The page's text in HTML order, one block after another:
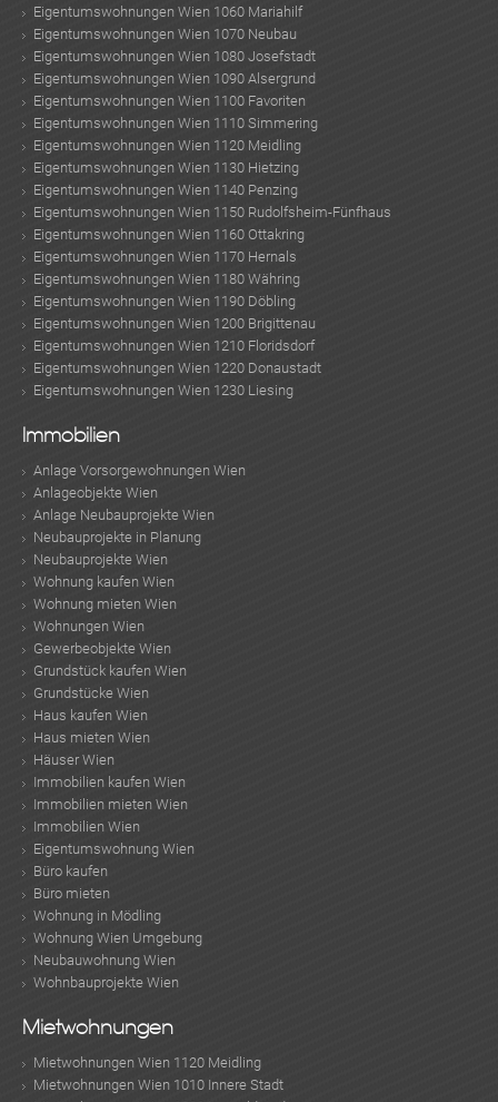
Eigentumswohnungen Wien 1060 Mariahilf
Eigentumswohnungen Wien 1070 Neubau
Eigentumswohnungen Wien 1080 Josefstadt
Eigentumswohnungen Wien 1090 Alsergrund
Eigentumswohnungen Wien 1100 Favoriten
Eigentumswohnungen Wien 1110 Simmering
Eigentumswohnungen Wien 1120 Meidling
Eigentumswohnungen Wien 1130 Hietzing
Eigentumswohnungen Wien 1140 Penzing
Eigentumswohnungen Wien 1150 Rudolfsheim-Fünfhaus
Eigentumswohnungen Wien 1160 Ottakring
Eigentumswohnungen Wien 1170 Hernals
Eigentumswohnungen Wien 1180 Währing
Eigentumswohnungen Wien 1190 Döbling
Eigentumswohnungen Wien 1200 Brigittenau
Eigentumswohnungen Wien 1210 Floridsdorf
Eigentumswohnungen Wien 1220 Donaustadt
Eigentumswohnungen Wien 1230 Liesing
Immobilien
Anlage Vorsorgewohnungen Wien
Anlageobjekte Wien
Anlage Neubauprojekte Wien
Neubauprojekte in Planung
Neubauprojekte Wien
Wohnung kaufen Wien
Wohnung mieten Wien
Wohnungen Wien
Gewerbeobjekte Wien
Grundstück kaufen Wien
Grundstücke Wien
Haus kaufen Wien
Haus mieten Wien
Häuser Wien
Immobilien kaufen Wien
Immobilien mieten Wien
Immobilien Wien
Eigentumswohnung Wien
Büro kaufen
Büro mieten
Wohnung in Mödling
Wohnung Wien Umgebung
Neubauwohnung Wien
Wohnbauprojekte Wien
Mietwohnungen
Mietwohnungen Wien 1120 Meidling
Mietwohnungen Wien 1010 Innere Stadt